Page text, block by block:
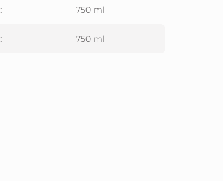
: 750 ml
: 750 ml